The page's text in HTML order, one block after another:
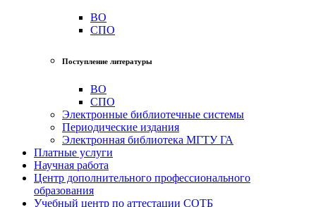
ВО
СПО
Поступление литературы
ВО
СПО
Электронные библиотечные системы
Периодические издания
Электронная библиотека МГТУ ГА
Платные услуги
Научная работа
Центр дополнительного профессионального
образования
Учебный центр по аттестации СОТБ